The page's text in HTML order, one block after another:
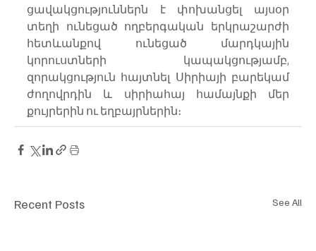
ցավակցություններն է փոխանցել այսօր
տեղի ունեցած ողբերգական երկրաշարժի
հետևանքով ունեցած մարդկային
կորուստների կապակցությամբ,
զորակցություն հայտնել Սիրիայի բարեկամ
ժողովրդին և սիրիահայ համայնքի մեր
քույրերին ու եղբայրներին։
Recent Posts See All